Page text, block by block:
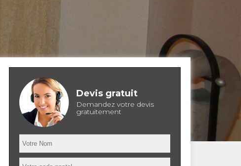
Devis gratuit
Demandez votre devis
gratuitement